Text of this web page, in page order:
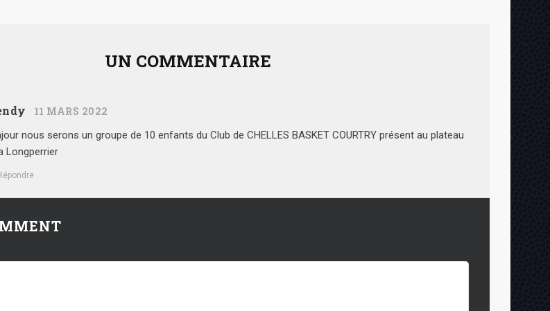
UN COMMENTAIRE
11 MARS 2022
nous serons un groupe de 10 enfants du Club de CHELLES BASKET COURTRY présent au plateau
Longperrier